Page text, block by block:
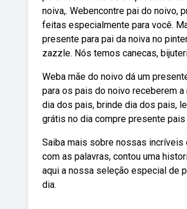
noiva,. Webencontre pai do noivo,
feitas especialmente para você.
presente para pai da noiva no
zazzle. Nós temos canecas,
Weba mãe do noivo dá um
para os pais do noivo receberem
dia dos pais, brinde dia dos pais,
grátis no dia compre presente
Saiba mais sobre nossas
com as palavras, contou uma
aqui a nossa seleção especial de
dia.